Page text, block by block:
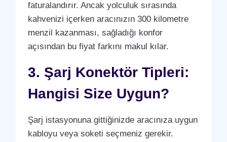
faturalandırır. Ancak yolculuk sırasında
kahvenizi içerken aracınızın 300 kilometre
menzil kazanması, sağladığı konfor
açısından bu fiyat farkını makul kılar.
3. Şarj Konektör Tipleri:
Hangisi Size Uygun?
Şarj istasyonuna gittiğinizde aracınıza uygun
kabloyu veya soketi seçmeniz gerekir.